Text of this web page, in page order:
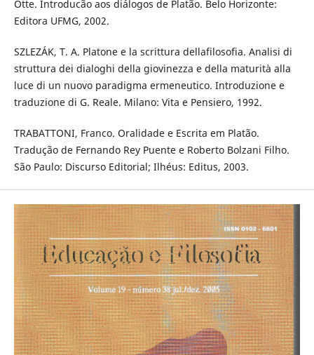
Otte. Introducão aos diálogos de Platão. Belo Horizonte:
Editora UFMG, 2002.
SZLEZÁK, T. A. Platone e la scrittura dellafilosofia. Analisi di
struttura dei dialoghi della giovinezza e della maturità alla
luce di un nuovo paradigma ermeneutico. Introduzione e
traduzione di G. Reale. Milano: Vita e Pensiero, 1992.
TRABATTONI, Franco. Oralidade e Escrita em Platão.
Tradução de Fernando Rey Puente e Roberto Bolzani Filho.
São Paulo: Discurso Editorial; Ilhéus: Editus, 2003.